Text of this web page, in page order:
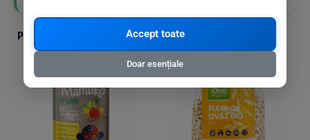
Produse din aceeasi categorie cu produsul ales
Accept toate
Doar esențiale